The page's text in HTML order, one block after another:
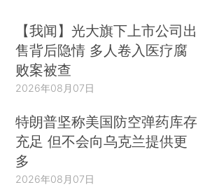
【我闻】光大旗下上市公司出
售背后隐情 多人卷入医疗腐
败案被查
2026年08月07日
特朗普坚称美国防空弹药库存
充足 但不会向乌克兰提供更
多
2026年08月07日